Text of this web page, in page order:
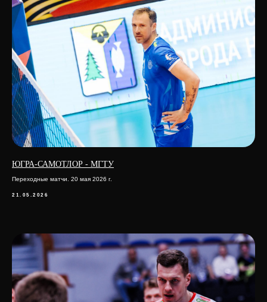
ЮГРА-САМОТЛОР - МГТУ
Переходные матчи. 20 мая 2026 г.
21.05.2026
ПАРТНЕРЫ ВОЛЕЙБОЛЬНОГО КЛУБА
МГТУ им. Н.Э.БАУМАНА